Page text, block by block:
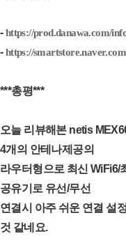
-https://prod.danawa.com/
-https://
***총평***
오늘 리뷰해본 netis
4개의 안테나제공의
라우터형으로 최신 WiFi6/
공유기로 유선/무선
연결시 아주 쉬운 연결 설
것 같네요.